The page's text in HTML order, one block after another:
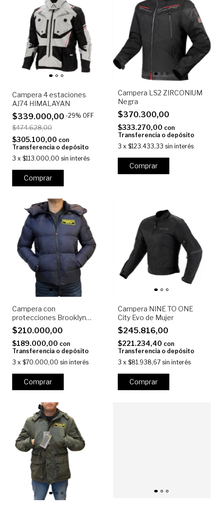
Campera 4 estaciones
AJ74 HIMALAYAN
$339.000,00 -29% OFF
$474.628,00
$305.100,00 con
Transferencia o depósito
3 x $113.000,00 sin interés
Comprar
Campera LS2 ZIRCONIUM
Negra
$370.300,00
$333.270,00 con
Transferencia o depósito
3 x $123.433,33 sin interés
Comprar
Campera con
protecciones Brooklyn
Moto Co. BELMONT
$210.000,00
$189.000,00 con
Transferencia o depósito
3 x $70.000,00 sin interés
Comprar
Campera NINE TO ONE
City Evo de Mujer
$245.816,00
$221.234,40 con
Transferencia o depósito
3 x $81.938,67 sin interés
Comprar